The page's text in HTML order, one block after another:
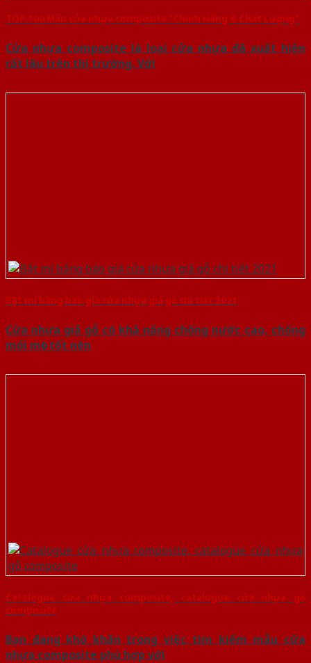
TOP 100 Mẫu cửa nhựa composite “Chính Hãng & Chất Lượng”
Cửa nhựa composite là loại cửa nhựa đã xuất hiện
rất lâu trên thị trường. Với
Bật mí bảng báo giá cửa nhựa giả gỗ chi tiết 2021
Cửa nhựa giả gỗ có khả năng chống nước cao, chống
mối mọt tốt nên
Catalogue cửa nhựa composite, catalogue cửa nhựa gỗ
composite
Bạn đang khó khăn trong việc tìm kiếm mẫu cửa
nhựa composite phù hợp với